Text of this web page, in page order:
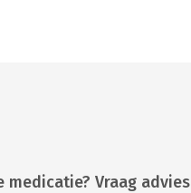
Vraag advies